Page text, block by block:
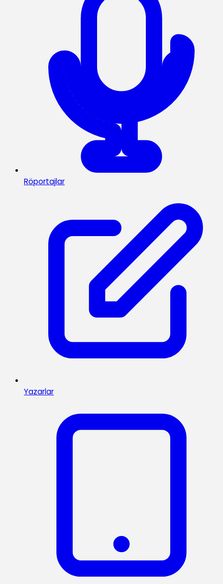
Röportajlar
Yazarlar